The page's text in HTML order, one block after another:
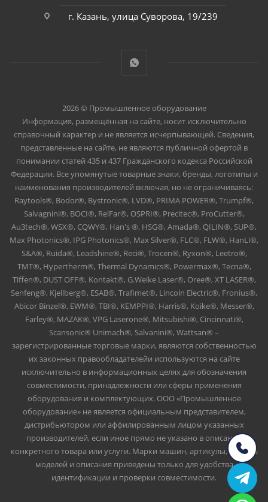
г. Казань, улица Суворова, 19/239
2026 © Промышленное оборудование
Информация, размещённая на сайте, носит исключительно
справочный характер и не является исчерпывающей. Сведения,
представленные на сайте, не являются публичной офертой в
понимании статей 435 и 437 Гражданского кодекса Российской
Федерации. Все упомянутые товарные знаки, бренды, логотипы и
наименования производителей включая, но не ограничиваясь:
Raytools®, Bodor®, Bystronic®, LVD®, PRIMA POWER®, Trumpf®,
Salvagnini®, BOCI®, RelFar®, OSPRI®, Precitec®, ProCutter®,
Au3tech®, WSX®, CQWY®, Han's ®, HSG®, Amada®, QILIN®, SUP®,
Max Photonics®, IPG Photonics®, Max Silver®, FLC®, FLW®, HanLi®,
S&A®, Ruida®, Leadshine®, Reci®, Trocen®, Ryxon®, Leetro®,
TMT®, Hypertherm®, Thermal Dynamics®, Powermax®, Tecna®,
Tiffen®, DUST OFF®, Kontakt®, G.Weike Laser®, Oree®, XT LASER®,
Senfeng®, Kjellberg®, ESAB®, Trafimet®, Lincoln Electric®, Fronius®,
Abicor Binzel®, EWM®, TBI®, KEMPPI®, Harris®, Koike®, Messer®,
Farley®, MAZAK®, VPG Laserone®, Mitsubishi®, Cincinnati®,
Scansonic® Unimach®, Salvanini®, Wattsan® –
зарегистрированные торговые марки, являются собственностью
их законных правообладателейи используются на сайте
исключительно в информационных целях для обозначения
совместимости, принадлежности или сферы применения
оборудования и комплектующих. ООО «Промышленное
оборудование» не является официальным представителем,
дистрибьютором или аффилированным лицом указанных
производителей, если иное прямо не указано в описании
конкретного товара или услуги. Марки машин, артикулы, номера
моделей и описания приведены только для удобства
идентификации и проверки совместимости.